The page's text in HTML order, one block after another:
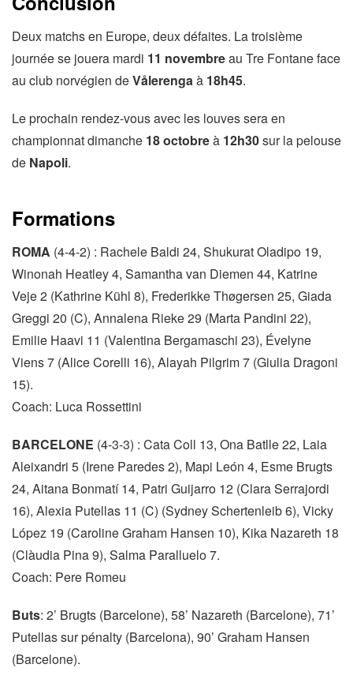
Deux matchs en Europe, deux défaites. La troisième
journée se jouera mardi 11 novembreau Tre Fontane face
au club norvégien deVålerengaà 18h45.
Le prochain rendez-vous avec les louves sera en
championnat dimanche 18 octobreà 12h30sur la pelouse
de Napoli.
Formations
ROMA (4-4-2) : Rachele Baldi 24, Shukurat Oladipo 19,
Winonah Heatley 4, Samantha van Diemen 44, Katrine
Veje 2 (Kathrine Kühl 8), Frederikke Thøgersen 25, Giada
Greggi 20 (C), Annalena Rieke 29 (Marta Pandini 22),
Emilie Haavi 11 (Valentina Bergamaschi 23), Évelyne
Viens 7 (Alice Corelli 16), Alayah Pilgrim 7 (Giulia Dragoni
15).
Coach: Luca Rossettini
BARCELONE (4-3-3) : Cata Coll 13, Ona Batlle 22, Laia
Aleixandri 5 (Irene Paredes 2), Mapi León 4, Esme Brugts
24, Aitana Bonmatí 14, Patri Guijarro 12 (Clara Serrajordi
16), Alexia Putellas 11 (C) (Sydney Schertenleib 6), Vicky
López 19 (Caroline Graham Hansen 10), Kika Nazareth 18
(Clàudia Pina 9), Salma Paralluelo 7.
Coach: Pere Romeu
Buts: 2’ Brugts (Barcelone), 58’ Nazareth (Barcelone), 71’
Putellas sur pénalty (Barcelona), 90’ Graham Hansen
(Barcelone).